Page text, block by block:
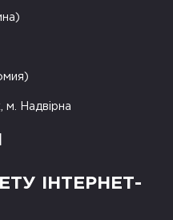
м. Надвірна
ІНТЕРНЕТ-